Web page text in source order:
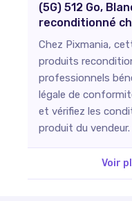
(5G) 512 Go,
reconditionné
Chez Pixmania,
produits
professionnels
légale de
et vérifiez les
produit du vendeur.
Voir